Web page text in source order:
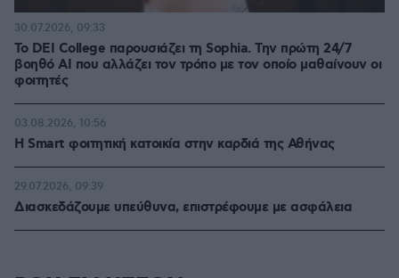
Το DEI College παρουσιάζει τη Sophia. Την πρώτη 24/7
βοηθό AI που αλλάζει τον τρόπο με τον οποίο μαθαίνουν οι
φοιτητές
30.07.2026, 09:33
Η Smart φοιτητική κατοικία στην καρδιά της Αθήνας
03.08.2026, 10:56
Διασκεδάζουμε υπεύθυνα, επιστρέφουμε με ασφάλεια
29.07.2026, 09:39